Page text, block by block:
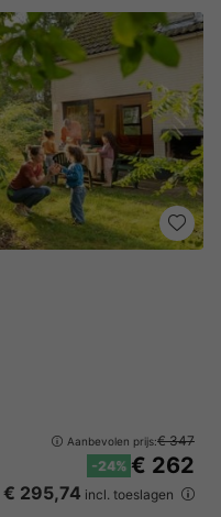
Aanbevolen prijs:€ 347
-24% € 262
€ 295,74 incl. toeslagen